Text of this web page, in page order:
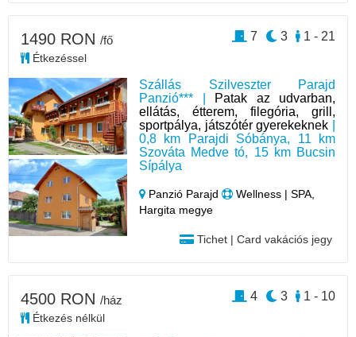
Szállás Szilveszter Parajd
Panzió*** |
Patak az udvarban,
ellátás, étterem, filegória, grill,
sportpálya, játszótér gyerekeknek
0,8 km Parajdi Sóbánya, 11 km
Szováta Medve tó, 15 km Bucsin
Sípálya
Panzió Parajd
Wellness | SPA,
Hargita megye
Tichet | Card vakációs jegy
1490 RON /fő
Étkezéssel
1 - 21
3
7
4500 RON /ház
Étkezés nélkül
1 - 10
3
4